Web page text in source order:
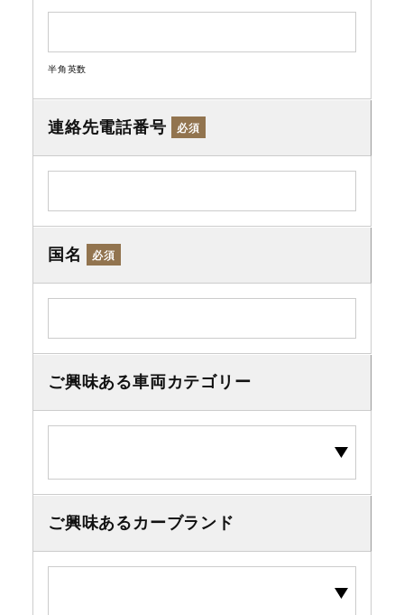
半角英数
連絡先電話番号 必須
国名 必須
ご興味ある車両カテゴリー
ご興味あるカーブランド